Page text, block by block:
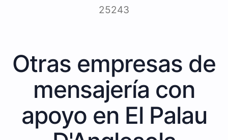
25243
Otras empresas de
mensajería con
apoyo en El Palau